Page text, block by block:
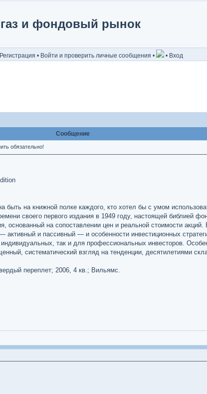
и фондовый рынок
Регистрация • Войти и проверить личные сообщения • • Вход
Сообщение
обязательно!
быть на книжной полке каждого, кто хотел бы с умом
своего первого издания в 1949 году, настоящей библией
на сопоставлении цен и реальной стоимости
и пассивный — и особенности инвестиционных
так и для профессиональных инвесторов.
систематический взгляд на тенденции, десятилетиями
переплет; 2006, 4 кв.; Вильямс.